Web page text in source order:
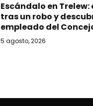
Escándalo en
tras un robo y
empleado del
5 agosto, 2026